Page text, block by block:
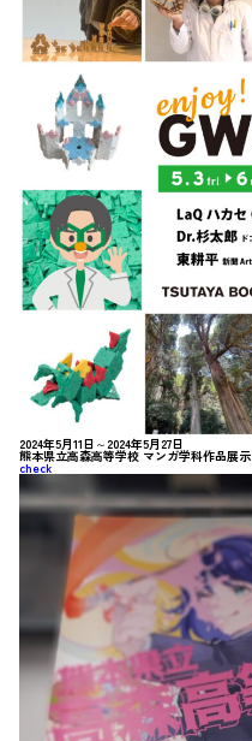
2024年5月11日～2024年5月27日
熊本県立高森高等学校 マンガ学科作品展示
check